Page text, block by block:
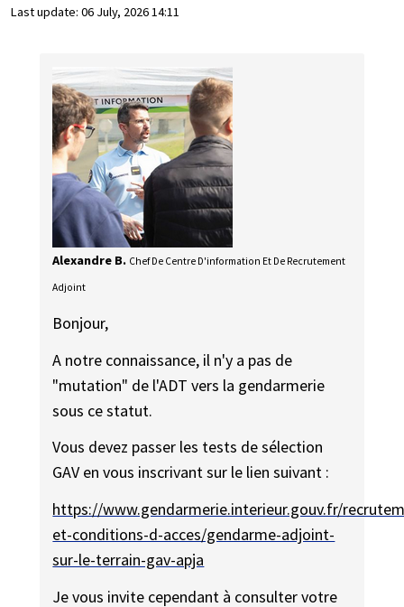
Last update: 06 July, 2026 14:11
Alexandre B. Chef De Centre D'information Et De Recrutement
Adjoint
Bonjour,
A notre connaissance, il n'y a pas de
"mutation" de l'ADT vers la gendarmerie
sous ce statut.
Vous devez passer les tests de sélection
GAV en vous inscrivant sur le lien suivant :
https://www.gendarmerie.interieur.gouv.fr/
et-conditions-d-acces/gendarme-adjoint-
sur-le-terrain-gav-apja
Je vous invite cependant à consulter votre